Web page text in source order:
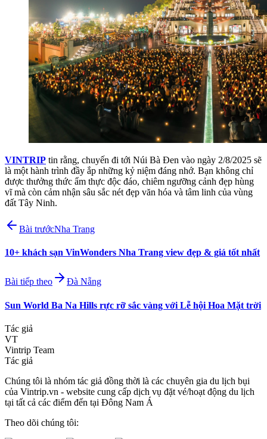
VINTRIP tin rằng, chuyến đi tới Núi Bà Đen vào ngày 2/8/2025 sẽ
là một hành trình đầy ắp những kỷ niệm đáng nhớ. Bạn không chỉ
được thưởng thức ẩm thực độc đáo, chiêm ngưỡng cảnh đẹp hùng
vĩ mà còn cảm nhận sâu sắc nét đẹp văn hóa và tâm linh của vùng
đất Tây Ninh.
Bài trướcNha Trang
10+ khách sạn VinWonders Nha Trang view đẹp & giá tốt nhất
Bài tiếp theo Đà Nẵng
Sun World Ba Na Hills rực rỡ sắc vàng với Lễ hội Hoa Mặt trời
Tác giả
VT
Vintrip Team
Tác giả
Chúng tôi là nhóm tác giả đồng thời là các chuyên gia du lịch bụi
của Vintrip.vn - website cung cấp dịch vụ đặt vé/hoạt động du lịch
tại tất cả các điểm đến tại Đông Nam Á
Theo dõi chúng tôi: